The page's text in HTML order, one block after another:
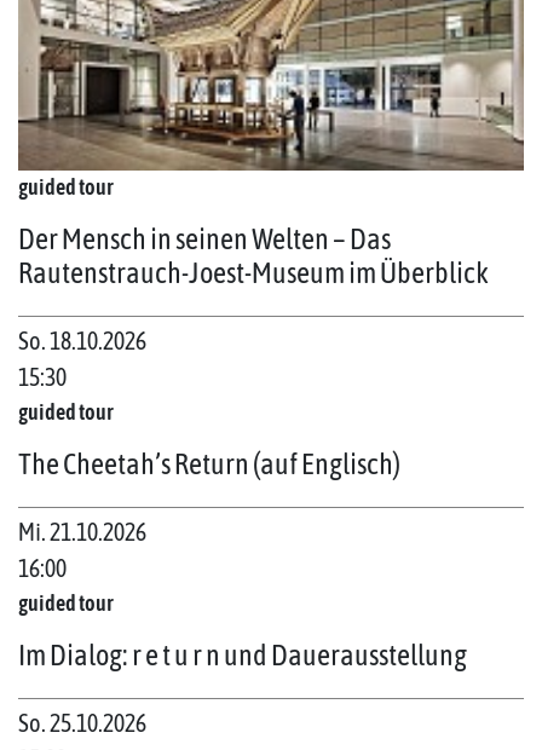
guided tour
Der Mensch in seinen Welten – Das
Rautenstrauch-Joest-Museum im Überblick
So. 18.10.2026
15:30
guided tour
The Cheetah’s Return (auf Englisch)
Mi. 21.10.2026
16:00
guided tour
Im Dialog: r e t u r n und Dauerausstellung
So. 25.10.2026